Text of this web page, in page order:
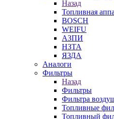
Назад
Топливная
BOSCH
WEIFU
АЗПИ
НЗТА
ЯЗДА
Аналоги
Фильтры
Назад
Фильтры
Фильтра
Топливные
Топливный